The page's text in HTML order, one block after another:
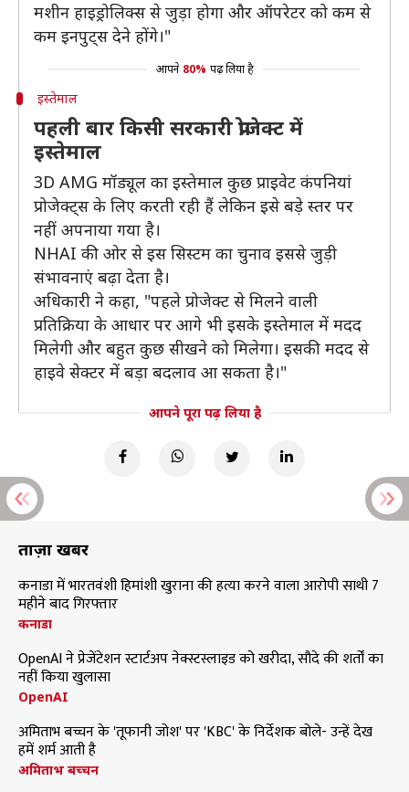
मशीन हाइड्रोलिक्स से जुड़ा होगा और ऑपरेटर को कम से
कम इनपुट्स देने होंगे।"
आपने 80% पढ़ लिया है
इस्तेमाल
पहली बार किसी सरकारी प्रोजेक्ट में
इस्तेमाल
3D AMG मॉड्यूल का इस्तेमाल कुछ प्राइवेट कंपनियां
प्रोजेक्ट्स के लिए करती रही हैं लेकिन इसे बड़े स्तर पर
नहीं अपनाया गया है।
NHAI की ओर से इस सिस्टम का चुनाव इससे जुड़ी
संभावनाएं बढ़ा देता है।
अधिकारी ने कहा, "पहले प्रोजेक्ट से मिलने वाली
प्रतिक्रिया के आधार पर आगे भी इसके इस्तेमाल में मदद
मिलेगी और बहुत कुछ सीखने को मिलेगा। इसकी मदद से
हाइवे सेक्टर में बड़ा बदलाव आ सकता है।"
आपने पूरा पढ़ लिया है
ताज़ा खबरें
कनाडा में भारतवंशी हिमांशी खुराना की हत्या करने वाला आरोपी साथी 7
महीने बाद गिरफ्तार
कनाडा
OpenAI ने प्रेजेंटेशन स्टार्टअप नेक्स्टस्लाइड को खरीदा, सौदे की शर्तों का
नहीं किया खुलासा
OpenAI
अमिताभ बच्चन के 'तूफानी जोश' पर 'KBC' के निर्देशक बोले- उन्हें देख
हमें शर्म आती है
अमिताभ बच्चन